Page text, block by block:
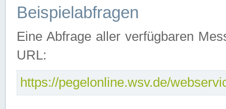
Beispielabfragen
Eine Abfrage aller verfügbaren
URL:
https://pegelonline.wsv.de/